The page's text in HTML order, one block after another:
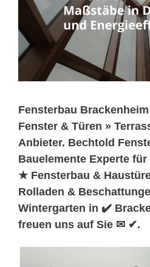
Fensterbau
Fenster & Türen »
Anbieter. Bechtold
Bauelemente Experte für
★ Fensterbau &
Rolladen &
Wintergarten in ✔️
freuen uns auf Sie ✉ ✔.